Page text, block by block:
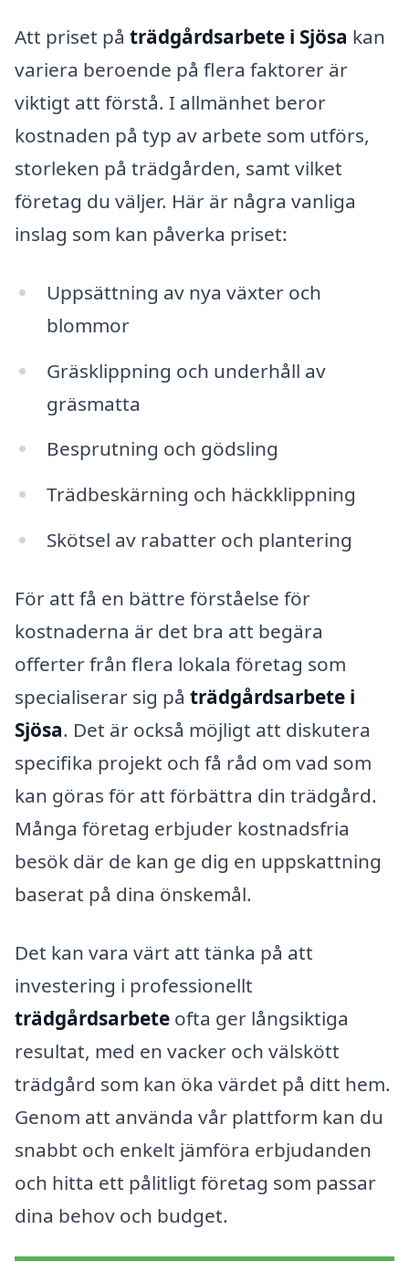
Att priset på trädgårdsarbete i Sjösa kan
variera beroende på flera faktorer är
viktigt att förstå. I allmänhet beror
kostnaden på typ av arbete som utförs,
storleken på trädgården, samt vilket
företag du väljer. Här är några vanliga
inslag som kan påverka priset:
Uppsättning av nya växter och
blommor
Gräsklippning och underhåll av
gräsmatta
Besprutning och gödsling
Trädbeskärning och häckklippning
Skötsel av rabatter och plantering
För att få en bättre förståelse för
kostnaderna är det bra att begära
offerter från flera lokala företag som
specialiserar sig på trädgårdsarbete i
Sjösa. Det är också möjligt att diskutera
specifika projekt och få råd om vad som
kan göras för att förbättra din trädgård.
Många företag erbjuder kostnadsfria
besök där de kan ge dig en uppskattning
baserat på dina önskemål.
Det kan vara värt att tänka på att
investering i professionellt
trädgårdsarbete ofta ger långsiktiga
resultat, med en vacker och välskött
trädgård som kan öka värdet på ditt hem.
Genom att använda vår plattform kan du
snabbt och enkelt jämföra erbjudanden
och hitta ett pålitligt företag som passar
dina behov och budget.